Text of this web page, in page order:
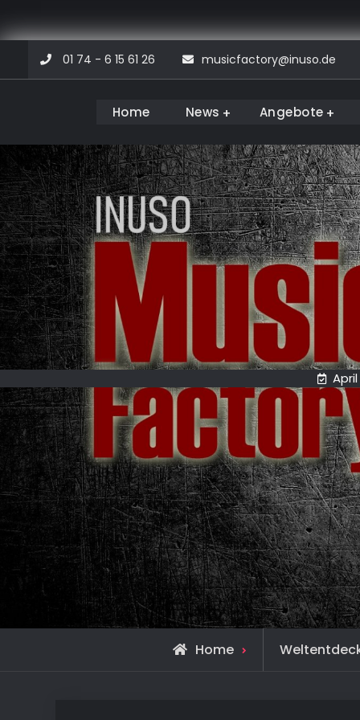
content
01 74 - 6 15 61 26 musicfactory@inuso.de
Musicfactory
Home News Angebote
April
Home